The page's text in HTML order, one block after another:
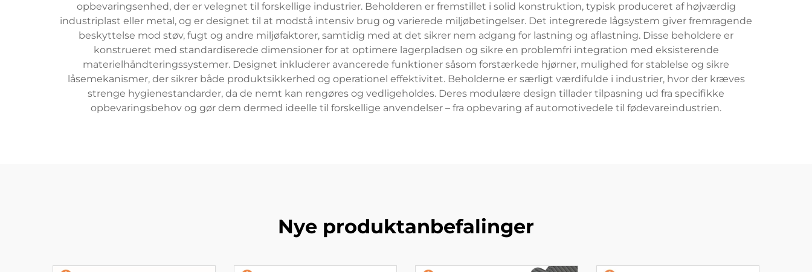
opbevaringsenhed, der er velegnet til forskellige industrier. Beholderen er fremstillet i solid konstruktion, typisk produceret af højværdig
industriplast eller metal, og er designet til at modstå intensiv brug og varierede miljøbetingelser. Det integrerede lågsystem giver fremragende
beskyttelse mod støv, fugt og andre miljøfaktorer, samtidig med at det sikrer nem adgang for lastning og aflastning. Disse beholdere er
konstrueret med standardiserede dimensioner for at optimere lagerpladsen og sikre en problemfri integration med eksisterende
materielhåndteringssystemer. Designet inkluderer avancerede funktioner såsom forstærkede hjørner, mulighed for stablelse og sikre
låsemekanismer, der sikrer både produktsikkerhed og operationel effektivitet. Beholderne er særligt værdifulde i industrier, hvor der kræves
strenge hygienestandarder, da de nemt kan rengøres og vedligeholdes. Deres modulære design tillader tilpasning ud fra specifikke
opbevaringsbehov og gør dem dermed ideelle til forskellige anvendelser – fra opbevaring af automotivedele til fødevareindustrien.
Nye produktanbefalinger